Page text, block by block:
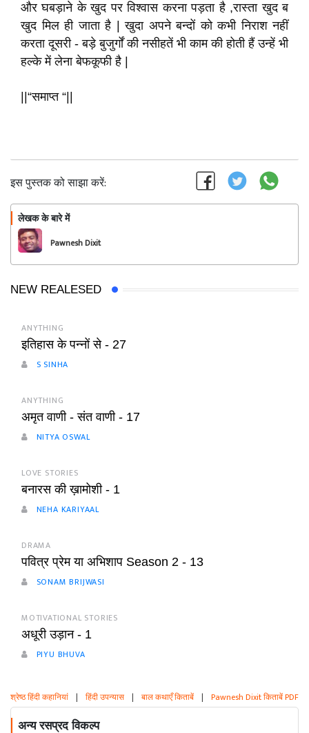
और घबड़ाने के खुद पर विश्वास करना पड़ता है ,रास्ता खुद ब
खुद मिल ही जाता है | खुदा अपने बन्दों को कभी निराश नहीं
करता दूसरी - बड़े बुजुर्गों की नसीहतें भी काम की होती हैं उन्हें भी
हल्के में लेना बेफकूफी है |
||“समाप्त “||
इस पुस्तक को साझा करें:
लेखक के बारे में
Pawnesh Dixit
NEW REALESED
ANYTHING
इतिहास के पन्नों से - 27
S SINHA
ANYTHING
अमृत वाणी - संत वाणी - 17
NITYA OSWAL
LOVE STORIES
बनारस की ख़ामोशी - 1
NEHA KARIYAAL
DRAMA
पवित्र प्रेम या अभिशाप Season 2 - 13
SONAM BRIJWASI
MOTIVATIONAL STORIES
अधूरी उड़ान - 1
PIYU BHUVA
श्रेष्ठ हिंदी कहानियां | हिंदी उपन्यास | बाल कथाएँ किताबें | Pawnesh Dixit किताबें PDF
अन्य रसप्रद विकल्प